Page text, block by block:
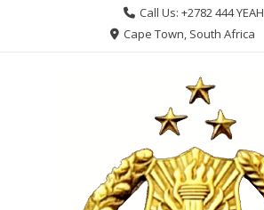
Call Us: +2782 444 YEAH
Cape Town, South Africa